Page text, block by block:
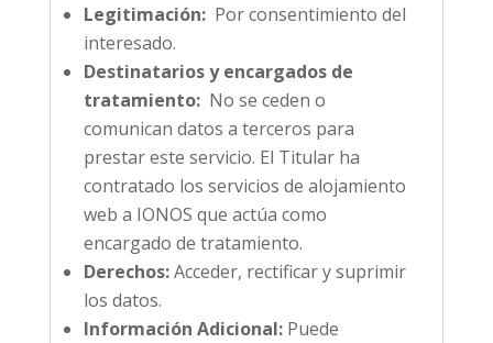
Legitimación:Por consentimiento del
interesado.
Destinatarios y encargados de
tratamiento:No se ceden o
comunican datos a terceros para
prestar este servicio. El Titular ha
contratado los servicios de alojamiento
web a IONOS que actúa como
encargado de tratamiento.
Derechos:Acceder, rectificar y suprimir
los datos.
Información Adicional:Puede